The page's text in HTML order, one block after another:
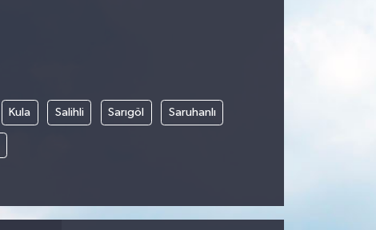
Kula Salihli Sarıgöl Saruhanlı